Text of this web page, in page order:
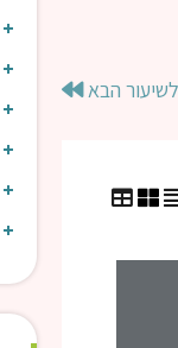
לשיעור הבא